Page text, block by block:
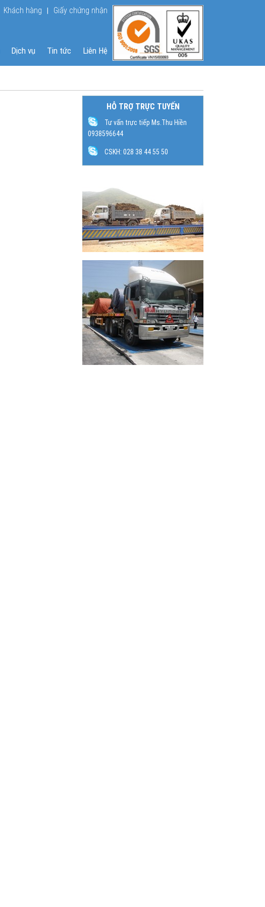
Khách hàng Giấy chứng nhận
Dịch vụ Tin tức Liên Hệ
HỖ TRỢ TRỰC TUYẾN
Tư vấn trực tiếp Ms.Thu Hiền
0938596644
CSKH: 028 38 44 55 50
Đang online : 160
Lượt truy cập : 600444